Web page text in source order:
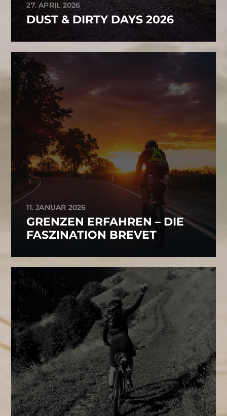
27. APRIL 2026
DUST & DIRTY DAYS 2026
11. JANUAR 2026
GRENZEN ERFAHREN – DIE
FASZINATION BREVET